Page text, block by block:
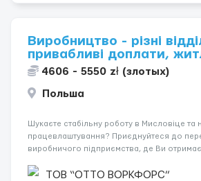
Виробництво - різні
привабливі доплати,
4606 - 5550 zł (злотых)
Польша
Шукаєте стабільну роботу в Мисловіце та
працевлаштування? Приєднуйтеся до
виробничого підприємства, де Ви
підібрати посаду відповідно до Ваших
ТОВ “ОТТО ВОРКФОРС”